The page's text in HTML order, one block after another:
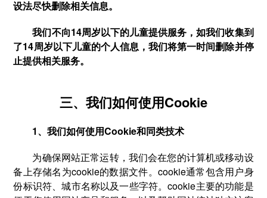
设法尽快删除相关信息。
我们不向14周岁以下的儿童提供服务，如我们收集到
了14周岁以下儿童的个人信息，我们将第一时间删除并停
止提供相关服务。
三、我们如何使用Cookie
1、我们如何使用Cookie和同类技术
为确保网站正常运转，我们会在您的计算机或移动设
备上存储名为cookie的数据文件。cookie通常包含用户身
份标识符、城市名称以及一些字符。cookie主要的功能是